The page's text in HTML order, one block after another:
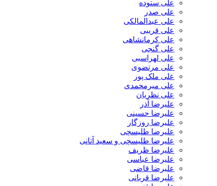
علی ستوده
علی صدر
علی عبدالمالکی
علی قریبی
علی کرمانشاهی
علی گنجی
علی لهراسبی
علی مرتضوی
علی ملک پور
علی میرمحمدی
علی نظریان
علیرضا آذر
علیرضا حسینی
علیرضا روزگار
علیرضا طلیسچی
علیرضا طلیسچی و سعید آتانی
علیرضا ظریف
علیرضا عباسی
علیرضا قاضی
علیرضا قربانی